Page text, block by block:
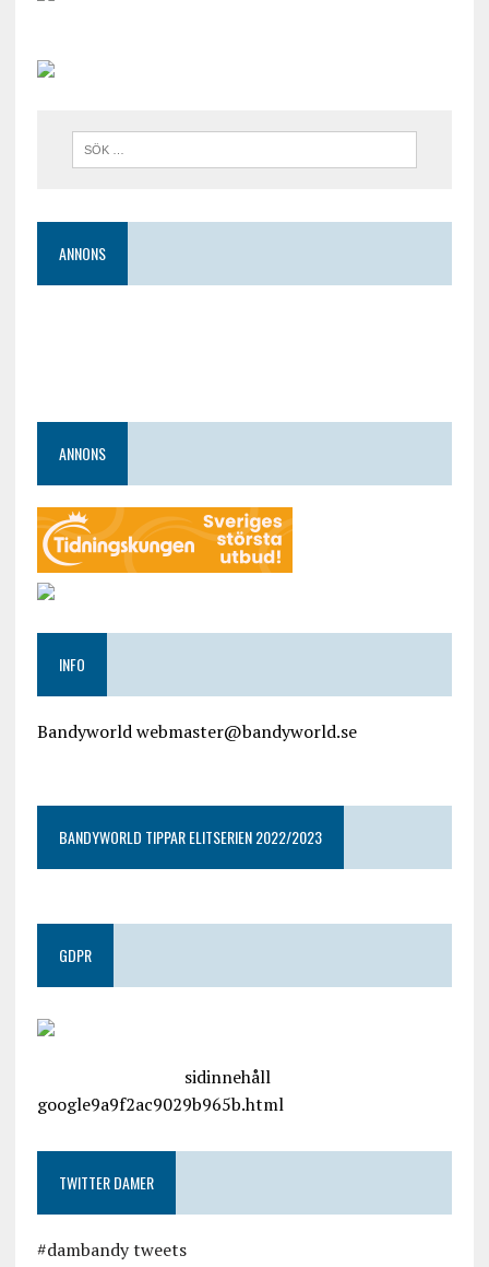
ANNONS
ANNONS
INFO
Bandyworld webmaster@bandyworld.se
BANDYWORLD TIPPAR ELITSERIEN 2022/2023
GDPR
sidinnehåll
google9a9f2ac9029b965b.html
TWITTER DAMER
#dambandy tweets